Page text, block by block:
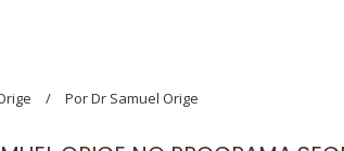
PorDr Samuel Orige